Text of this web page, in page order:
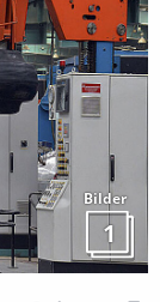
Bilder
1